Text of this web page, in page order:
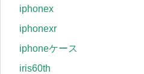
iphonex
iphonexr
iphoneケース
iris60th